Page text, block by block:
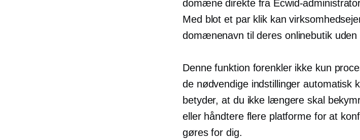
domæne direkte fra Ecwid-
Med blot et par klik kan
domænenavn til deres onlinebutik
Denne funktion forenkler ikke kun
de nødvendige indstillinger automatisk
betyder, at du ikke længere skal
eller håndtere flere platforme for at
gøres for dig.